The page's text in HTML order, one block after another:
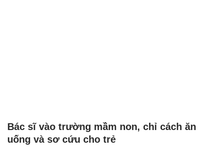
Bác sĩ vào trường mầm non, chỉ cách ăn
uống và sơ cứu cho trẻ